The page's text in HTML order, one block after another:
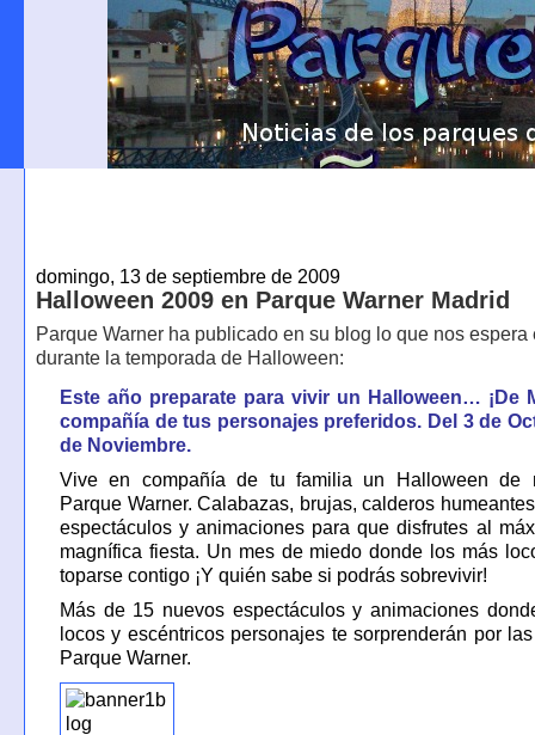
domingo, 13 de septiembre de 2009
Halloween 2009 en Parque Warner Madrid
Parque Warner ha publicado en su blog lo que nos espera
durante la temporada de Halloween:
Este año preparate para vivir un Halloween… ¡De
compañía de tus personajes preferidos. Del 3 de
de Noviembre.
Vive en compañía de tu familia un Halloween de
Parque Warner. Calabazas, brujas, calderos
espectáculos y animaciones para que disfrutes al
magnífica fiesta. Un mes de miedo donde los más
toparse contigo ¡Y quién sabe si podrás sobrevivir!
Más de 15 nuevos espectáculos y animaciones
locos y escéntricos personajes te sorprenderán por
Parque Warner.